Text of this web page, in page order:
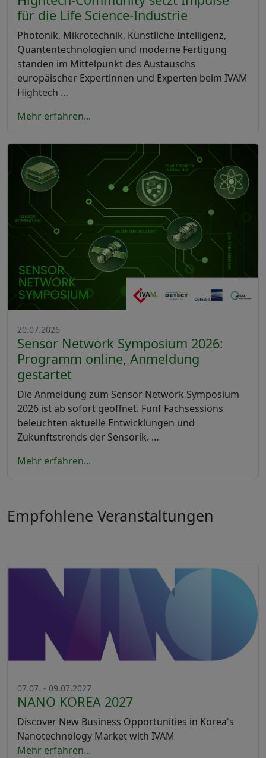
für die Life Science-Industrie
Photonik, Mikrotechnik, Künstliche Intelligenz,
Quantentechnologien und moderne Fertigung
standen im Mittelpunkt des Austauschs
europäischer Expertinnen und Experten beim IVAM
Hightech …
Mehr erfahren...
20.07.2026
Sensor Network Symposium 2026:
Programm online, Anmeldung
gestartet
Die Anmeldung zum Sensor Network Symposium
2026 ist ab sofort geöffnet. Fünf Fachsessions
beleuchten aktuelle Entwicklungen und
Zukunftstrends der Sensorik. …
Mehr erfahren...
Empfohlene Veranstaltungen
07.07. - 09.07.2027
NANO KOREA 2027
Discover New Business Opportunities in Korea's
Nanotechnology Market with IVAM
Mehr erfahren...